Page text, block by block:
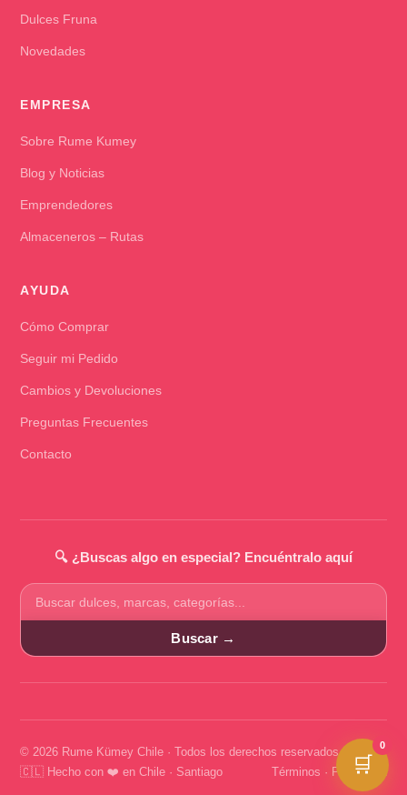
Dulces Fruna
Novedades
EMPRESA
Sobre Rume Kumey
Blog y Noticias
Emprendedores
Almaceneros – Rutas
AYUDA
Cómo Comprar
Seguir mi Pedido
Cambios y Devoluciones
Preguntas Frecuentes
Contacto
🔍 ¿Buscas algo en especial? Encuéntralo aquí
Buscar
productos
Buscar →
© 2026 Rume Kümey Chile · Todos los derechos reservados
🇨🇱 Hecho con ❤️ en Chile · Santiago
Términos · Privacidad
🛒
0